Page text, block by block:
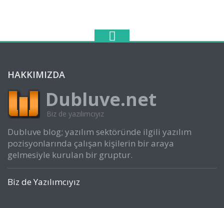
HAKKIMIZDA
Dubluve.net
Biz de yazılımcıyız
Dubluve blog; yazılım sektöründe ilgili yazılım
pozisyonlarında çalışan kişilerin bir araya
gelmesiyle kurulan bir gruptur.
Biz de Yazılımcıyız